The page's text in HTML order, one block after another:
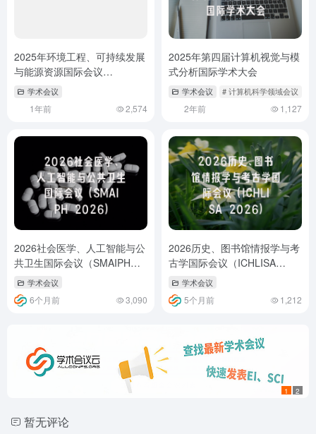
2025年环境工程、可持续发展
与能源资源国际会议
（ICESDR 2025）
学术会议
1年前 2,574
2025年第四届计算机视觉与模
式分析国际学术大会
学术会议 # 计算机科学领域会议
2年前 1,127
2026社会医学、人工智能与公
共卫生国际会议（SMAIPH
2026）
学术会议
6个月前 3,090
2026历史、图书馆情报学与考
古学国际会议（ICHLISA
2026）
学术会议
5个月前 1,212
1 2
暂无评论